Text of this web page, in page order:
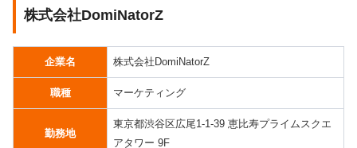
株式会社DomiNatorZ
企業名 株式会社DomiNatorZ
職種 マーケティング
勤務地
東京都渋谷区広尾1-1-39 恵比寿プライムスクエ
アタワー 9F